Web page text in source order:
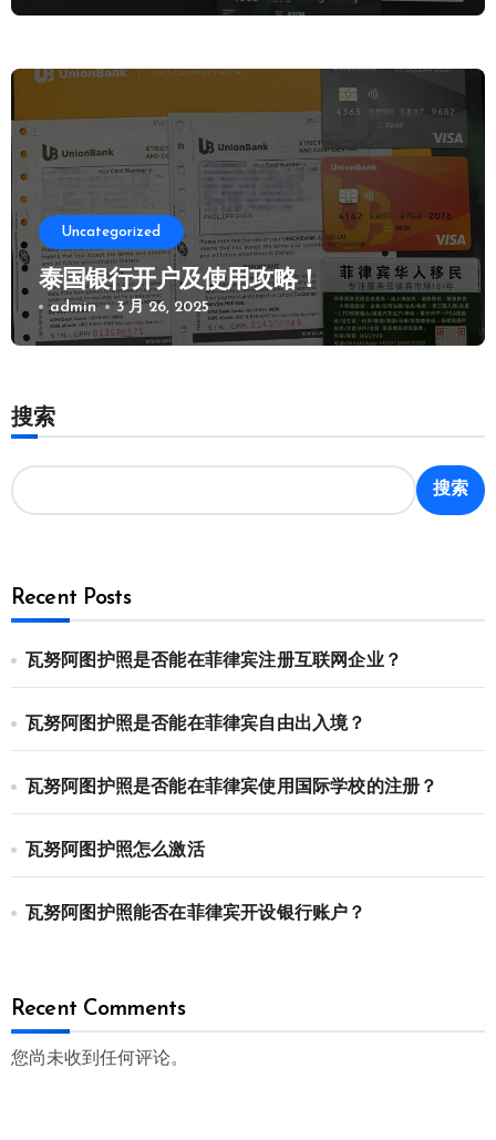
Uncategorized
泰国银行开户及使用攻略！
admin 3 月 26, 2025
搜索
搜索
Recent Posts
瓦努阿图护照是否能在菲律宾注册互联网企业？
瓦努阿图护照是否能在菲律宾自由出入境？
瓦努阿图护照是否能在菲律宾使用国际学校的注册？
瓦努阿图护照怎么激活
瓦努阿图护照能否在菲律宾开设银行账户？
Recent Comments
您尚未收到任何评论。